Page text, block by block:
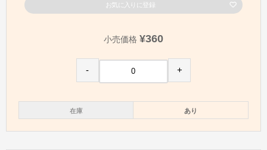
お気に入りに登録
小売価格 ¥360
- +
在庫 あり